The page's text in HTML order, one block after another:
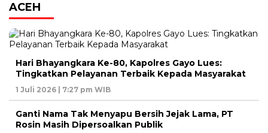
ACEH
Hari Bhayangkara Ke-80, Kapolres Gayo Lues:
Tingkatkan Pelayanan Terbaik Kepada Masyarakat
1 Juli 2026 | 7:27 pm WIB
Ganti Nama Tak Menyapu Bersih Jejak Lama, PT
Rosin Masih Dipersoalkan Publik